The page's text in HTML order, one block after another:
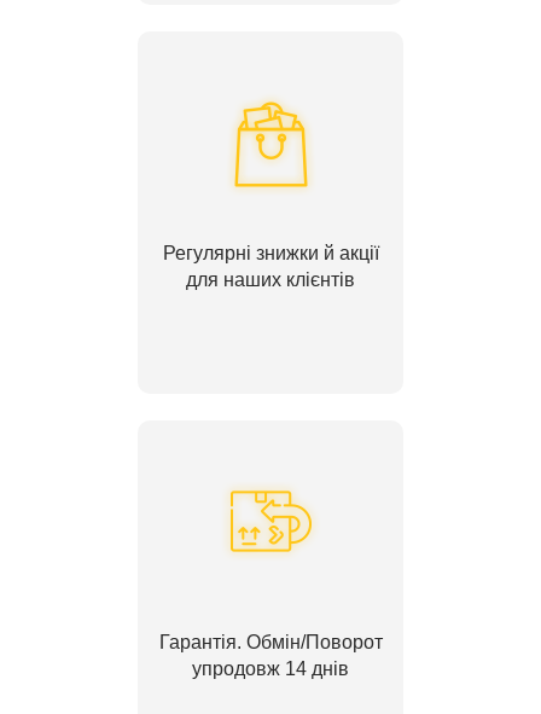
Регулярні знижки й акції
для наших клієнтів
Гарантія. Обмін/Поворот
упродовж 14 днів